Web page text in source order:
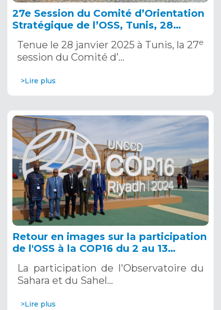
27e Session du Comité d’Orientation
Stratégique de l’OSS, Tunis, 28
Tenue le 28 janvier 2025 à Tunis, la 27e
session du Comité d’…
>Lire plus
Retour en images sur la participation
de l'OSS à la COP16 du 2 au 13
Saoudite
La participation de l'Observatoire du
Sahara et du Sahel…
>Lire plus